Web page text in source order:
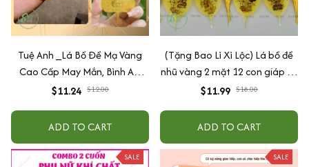
Tuệ Anh _Lá Bồ Đề Mạ Vàng
Cao Cấp May Mắn, Bình An,
Chiêu Tài Lộc
$11.24 $12.00
ADD TO CART
(Tặng Bao Lì Xì Lộc) Lá bồ đề
nhũ vàng 2 mặt 12 con giáp và
phật bản mệnh, để ốp lưng
quang
$11.99 $18.00
ADD TO CART
SALE SALE